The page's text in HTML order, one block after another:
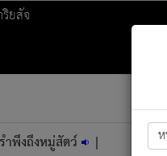
ยสัจ
ำพึงถึงหมู่สัตว์ |